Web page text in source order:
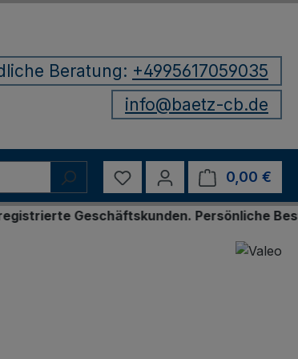
Beratung: +4995617059035
info@baetz-cb.de
Du hast 0 Produkte auf
0,00 €
Geschäftskunden. Persönliche